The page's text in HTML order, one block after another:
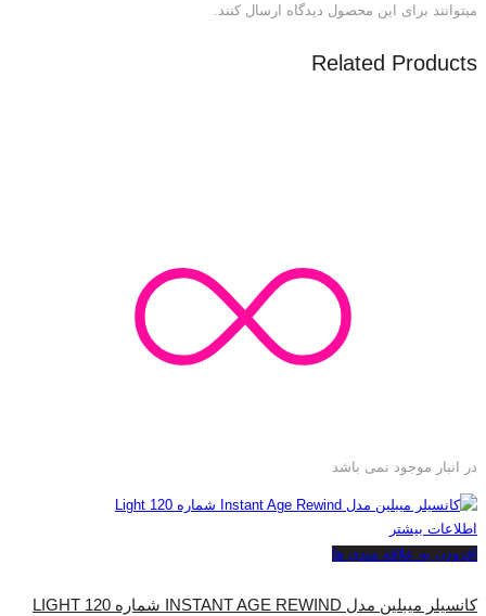
میتوانند برای این محصول دیدگاه ارسال کنند.
Related Products
در انبار موجود نمی باشد
اطلاعات بیشتر
افزودن به علاقه مندی ها
کانسیلر میبلین مدل INSTANT AGE REWIND شماره LIGHT 120